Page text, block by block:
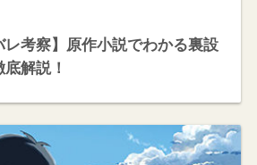
レ考察】原作小説でわかる裏設
解説！